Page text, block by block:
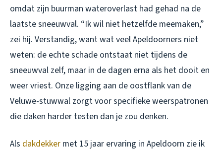
omdat zijn buurman wateroverlast had gehad na de
laatste sneeuwval. “Ik wil niet hetzelfde meemaken,”
zei hij. Verstandig, want wat veel Apeldoorners niet
weten: de echte schade ontstaat niet tijdens de
sneeuwval zelf, maar in de dagen erna als het dooit en
weer vriest. Onze ligging aan de oostflank van de
Veluwe-stuwwal zorgt voor specifieke weerspatronen
die daken harder testen dan je zou denken.
Als dakdekker met 15 jaar ervaring in Apeldoorn zie ik